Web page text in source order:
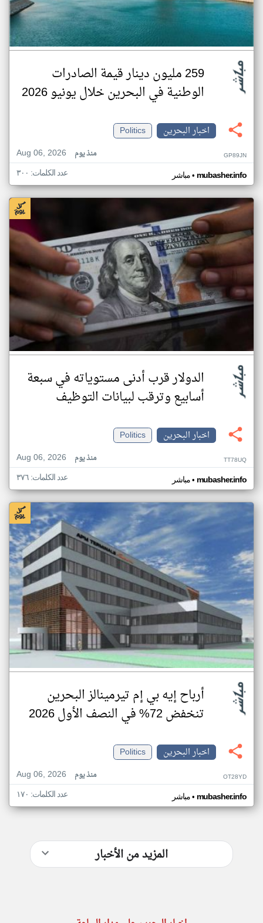
259 مليون دينار قيمة الصادرات
الوطنية في البحرين خلال يونيو 2026
اخبار البحرين
Politics
Aug 06, 2026
منذ يوم GP89JN
مباشر• mubasher.info عدد الكلمات: ٣٠٠
الدولار قرب أدنى مستوياته في سبعة
أسابيع وترقب لبيانات التوظيف
اخبار البحرين
Politics
Aug 06, 2026
منذ يوم TT78UQ
مباشر• mubasher.info عدد الكلمات: ٣٧٦
أرباح إيه بي إم تيرمينالز البحرين
تنخفض 72% في النصف الأول 2026
اخبار البحرين
Politics
Aug 06, 2026
منذ يوم OT28YD
مباشر• mubasher.info عدد الكلمات: ١٧٠
المزيد من الأخبار